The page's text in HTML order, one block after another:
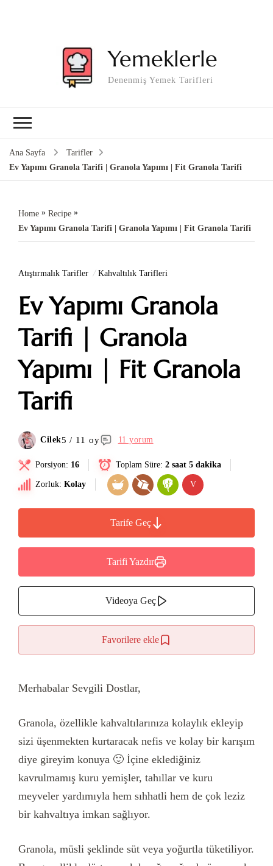
Yemeklerle
Denenmiş Yemek Tarifleri
Ana Sayfa
Tarifler
Ev Yapımı Granola Tarifi | Granola Yapımı | Fit Granola Tarifi
Home » Recipe »
Ev Yapımı Granola Tarifi | Granola Yapımı | Fit Granola Tarifi
Atıştırmalık Tarifler Kahvaltılık Tarifleri
Ev Yapımı Granola
Tarifi | Granola
Yapımı | Fit Granola
Tarifi
Cilek5 / 11 oy 11 yorum
Porsiyon: 16 Toplam Süre: 2 saat 5 dakika
Zorluk: Kolay V
Tarife Geç
Tarifi Yazdır
Videoya Geç
Favorilere ekle
Merhabalar Sevgili Dostlar,
Granola, özellikle kahvaltılarınıza kolaylık ekleyip
sizi üşenmekten kurtaracak nefis ve kolay bir karışım
diye gireyim konuya 🙂 İçine eklediğiniz
kavrulmamış kuru yemişler, tahıllar ve kuru
meyveler yardımıyla hem sıhhatli hem de çok leziz
bir kahvaltıya imkan sağlıyor.
Granola, müsli şeklinde süt veya yoğurtla tüketiliyor.